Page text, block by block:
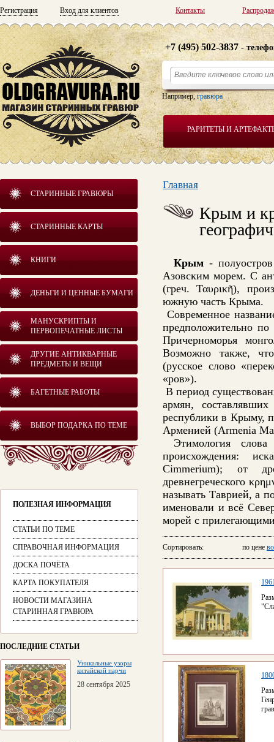
Регистрация Вход для клиентов Контакты
РАРИТЕТЫ И
+7 (495) 502-3837 -
Например,гравюра
СТАРИННЫЕ ГРАВЮРЫ
СТАРИННЫЕ КАРТЫ
КНИГИ
ДЕНЬГИ И ЦЕННЫЕ БУМАГИ
МАНУСКРИПТЫ И
ПЕРВОПЕЧАТНЫЕ ЛИСТЫ
ДРУГИЕ АНТИКВАРНЫЕ
ПРЕДМЕТЫ И ВЕЩИ
БАГЕТНЫЕ РАБОТЫ
ВЫБОР ПОДАРКА ПО ТЕМЕ
ПОЛЕЗНАЯ ИНФОРМАЦИЯ
СТАТЬИ ПО ТЕМЕ
СПРАВОЧНАЯ ИНФОРМАЦИЯ
ДОСКА ПОЧЁТА
КАРТА ПОКУПАТЕЛЯ
НОВОСТИ МАГАЗИНА
СТАРИННАЯ ГРАВЮРА
ПОСЛЕДНИЕ СТАТЬИ
Уникальные узоры
китайской парчи
28 сентября 2025
Главная
Крым и
Крым -
Азовским морем. С
(греч. Ταυρικῆ),
южную часть Крыма.
Современное
предположительно
Причерноморья
Возможно также,
(русское слово
«ров»).
В период
армян,
республики в Крыму,
Арменией (Armenia
Этимология
происхождения:
Cimmerium); от
древнегреческого
называть Таврией, а
именовали и всё
морей с
Сортировать: по цене